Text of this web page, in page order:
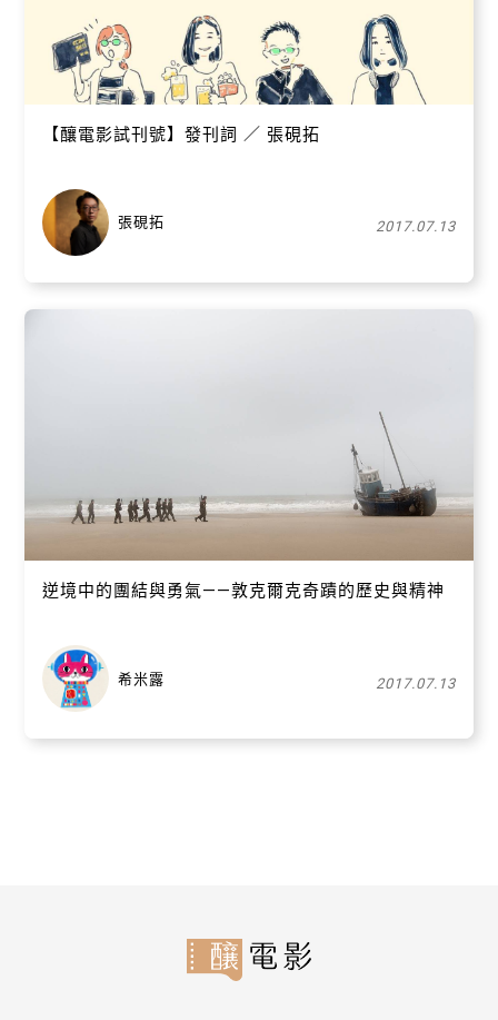
【釀電影試刊號】發刊詞 ／ 張硯拓
張硯拓 2017.07.13
逆境中的團結與勇氣——敦克爾克奇蹟的歷史與精神
希米露 2017.07.13